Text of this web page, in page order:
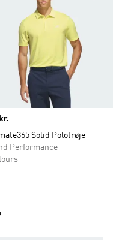
Solid Polotrøje
Performance